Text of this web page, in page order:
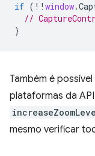
if ( !! window.
//
}
Também é
plataformas da
mesmo verificar